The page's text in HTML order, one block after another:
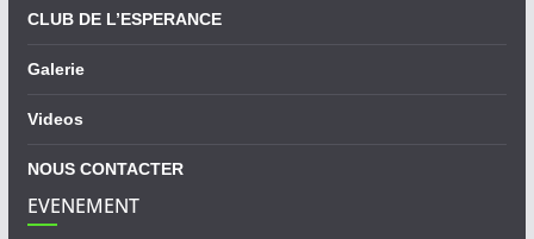
CLUB DE L’ESPERANCE
Galerie
Videos
NOUS CONTACTER
EVENEMENT